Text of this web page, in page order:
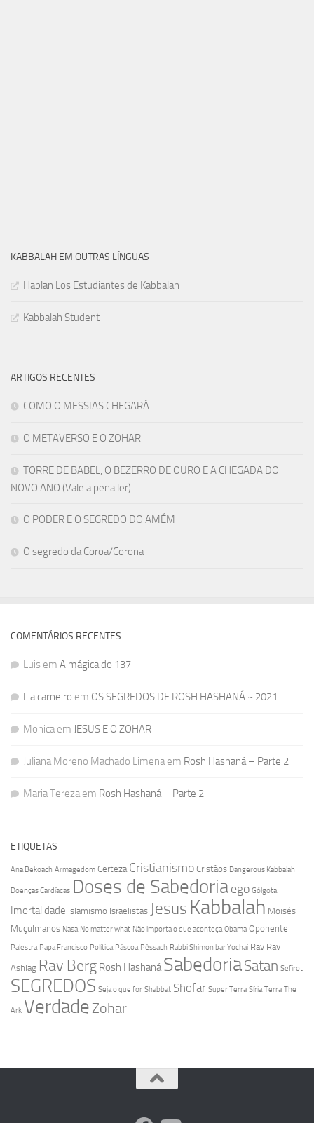
KABBALAH EM OUTRAS LÍNGUAS
Hablan Los Estudiantes de Kabbalah
Kabbalah Student
ARTIGOS RECENTES
COMO O MESSIAS CHEGARÁ
O METAVERSO E O ZOHAR
TORRE DE BABEL, O BEZERRO DE OURO E A CHEGADA DO
NOVO ANO (Vale a pena ler)
O PODER E O SEGREDO DO AMÉM
O segredo da Coroa/Corona
COMENTÁRIOS RECENTES
Luis em A mágica do 137
Lia carneiro em OS SEGREDOS DE ROSH HASHANÁ ~ 2021
Monicaem JESUS E O ZOHAR
Juliana Moreno Machado Limenaem Rosh Hashaná – Parte 2
Maria Terezaem Rosh Hashaná – Parte 2
ETIQUETAS
Ana Bekoach Armagedom Certeza Cristianismo Cristãos Dangerous Kabbalah
Doenças Cardíacas Doses de Sabedoriaego Gólgota
Imortalidade Islamismo Israelistas Jesus Kabbalah Moisés
Muçulmanos Nasa No matter what Não importa o que aconteça Obama Oponente
Palestra Papa Francisco Política Páscoa Pêssach Rabbi Shimon bar Yochai Rav Rav
Ashlag Rav Berg Rosh Hashaná SabedoriaSatan Sefirot
SEGREDOS Seja o que for Shabbat Shofar Super Terra Síria Terra The
Ark Verdade Zohar